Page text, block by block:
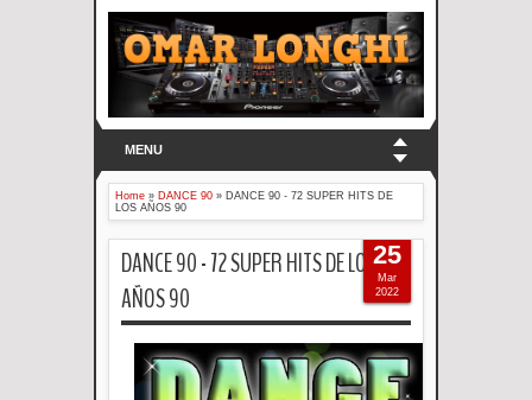
MENU
Home » DANCE 90 » DANCE 90 - 72 SUPER HITS DE
LOS AÑOS 90
DANCE 90 - 72 SUPER HITS DE LOS
AÑOS 90
25
Mar
2022